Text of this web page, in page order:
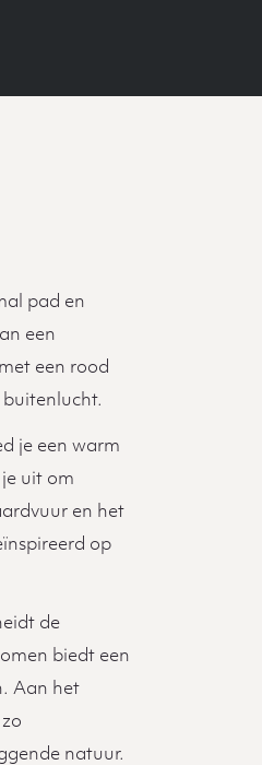
pad en
een
een rood
je een warm
uit om
en het
op
de
biedt een
Aan het
natuur.